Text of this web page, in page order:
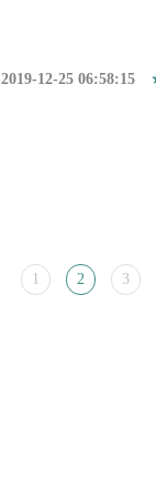
2019-12-25 06:58:15
1 2 3